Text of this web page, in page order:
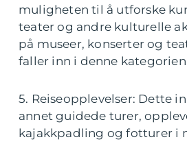
muligheten til å utforske
teater og andre kulturelle
på museer, konserter og
faller inn i denne
5. Reiseopplevelser: Dette
annet guidede turer,
kajakkpadling og fotturer i